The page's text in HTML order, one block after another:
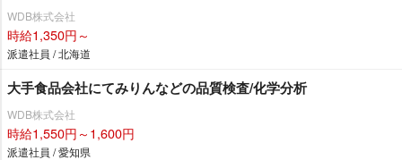
WDB株式会社
時給1,350円～
派遣社員 / 北海道
大手食品会社にてみりんなどの品質検査/化学分析
WDB株式会社
時給1,550円～1,600円
派遣社員 / 愛知県